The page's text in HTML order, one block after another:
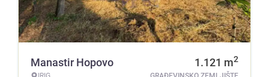
Manastir Hopovo 1.121 m2